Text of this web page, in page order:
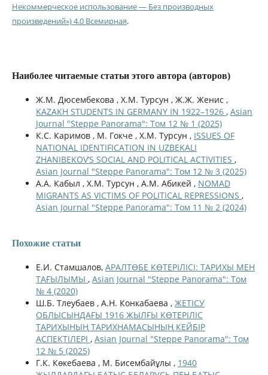
Некоммерческое использование — Без производных
произведений») 4.0 Всемирная.
Наиболее читаемые статьи этого автора (авторов)
Ж.М. Дюсембекова , Х.М. Турсун , Ж.Ж. Женис ,
KAZAKH STUDENTS IN GERMANY IN 1922–1926 , Asian
Journal "Steppe Panorama": Том 12 № 1 (2025)
К.С. Каримов , М. Гокче , Х.М. Турсун , ISSUES OF
NATIONAL IDENTIFICATION IN UZBEKALI
ZHANIBEKOV’S SOCIAL AND POLITICAL ACTIVITIES ,
Asian Journal "Steppe Panorama": Том 12 № 3 (2025)
А.А. Кабыл , Х.М. Турсун , А.М. Абикей , NOMAD
MIGRANTS AS VICTIMS OF POLITICAL REPRESSIONS ,
Asian Journal "Steppe Panorama": Том 11 № 2 (2024)
Похожие статьи
Е.И. Стамшалов, АРАЛТӨБЕ КӨТЕРІЛІСІ: ТАРИХЫ МЕН
ТАҒЫЛЫМЫ , Asian Journal "Steppe Panorama": Том
№ 4 (2020)
Ш.Б. Тлеубаев , А.Н. Конкабаева , ЖЕТІСУ
ОБЛЫСЫНДАҒЫ 1916 ЖЫЛҒЫ КӨТЕРІЛІС
ТАРИХЫНЫҢ ТАРИХНАМАСЫНЫҢ КЕЙБІР
АСПЕКТІЛЕРІ , Asian Journal "Steppe Panorama": Том
12 № 5 (2025)
Г.К. Көкебаева , М. Бисембайұлы , 1940